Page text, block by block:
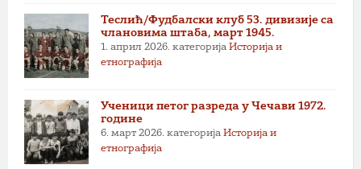
Теслић/Фудбалски клуб 53. дивизије са
члановима штаба, март 1945.
1. април 2026. категорија Историја и
етнографија
Ученици петог разреда у Чечави 1972.
године
6. март 2026. категорија Историја и
етнографија